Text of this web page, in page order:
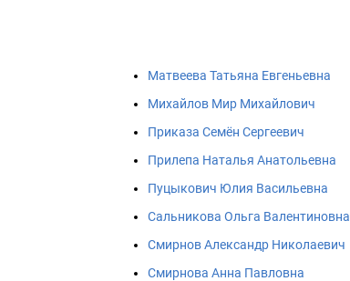
Матвеева Татьяна Евгеньевна
Михайлов Мир Михайлович
Приказа Семён Сергеевич
Прилепа Наталья Анатольевна
Пуцыкович Юлия Васильевна
Сальникова Ольга Валентиновна
Смирнов Александр Николаевич
Смирнова Анна Павловна